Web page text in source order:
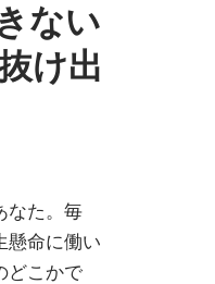
ない
け出
なた。毎
懸命に働い
どこかで